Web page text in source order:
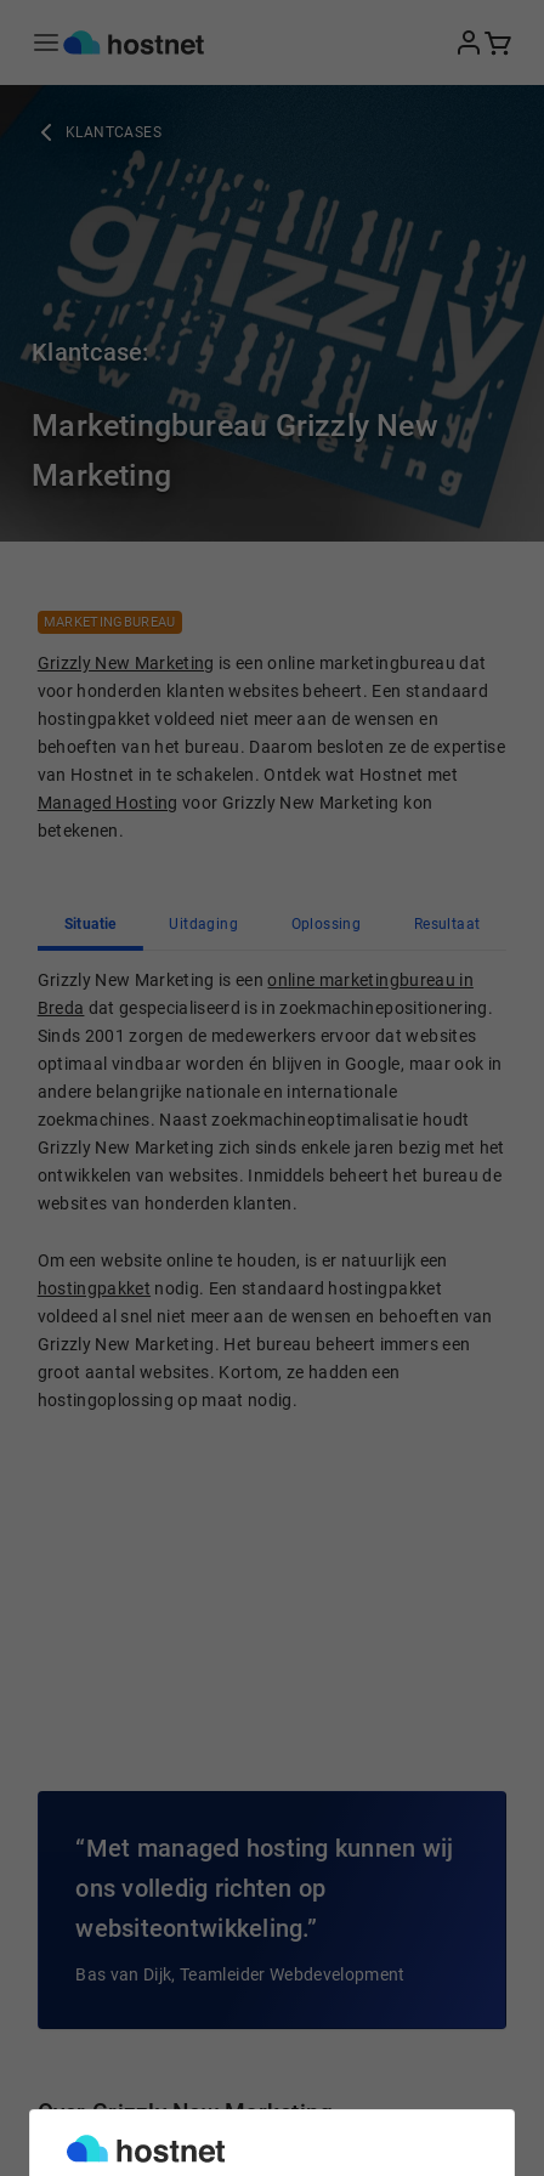
KLANTCASES
Klantcase:
Marketingbureau Grizzly New
Marketing
MARKETINGBUREAU
Grizzly New Marketing is een online marketingbureau dat
voor honderden klanten websites beheert. Een standaard
hostingpakket voldeed niet meer aan de wensen en
behoeften van het bureau. Daarom besloten ze de expertise
van Hostnet in te schakelen. Ontdek wat Hostnet met
Managed Hosting voor Grizzly New Marketing kon
betekenen.
Situatie Uitdaging Oplossing Resultaat
Grizzly New Marketing is eenonline marketingbureau in
Breda dat gespecialiseerd is in zoekmachinepositionering.
Sinds 2001 zorgen de medewerkers ervoor dat websites
optimaal vindbaar worden én blijven in Google, maar ook in
andere belangrijke nationale en internationale
zoekmachines. Naast zoekmachineoptimalisatie houdt
Grizzly New Marketing zich sinds enkele jaren bezig met het
ontwikkelen van websites. Inmiddels beheert het bureau de
websites van honderden klanten.
Om een website online te houden, is er natuurlijk een
hostingpakket nodig. Een standaard hostingpakket
voldeed al snel niet meer aan de wensen en behoeften van
Grizzly New Marketing. Het bureau beheert immers een
groot aantal websites. Kortom, ze hadden een
hostingoplossing op maat nodig.
Met managed hosting kunnen wij
ons volledig richten op
websiteontwikkeling.
Bas van Dijk, Teamleider Webdevelopment
Over Grizzly New Marketing
Grizzly New Marketing is een in Breda gevestigd